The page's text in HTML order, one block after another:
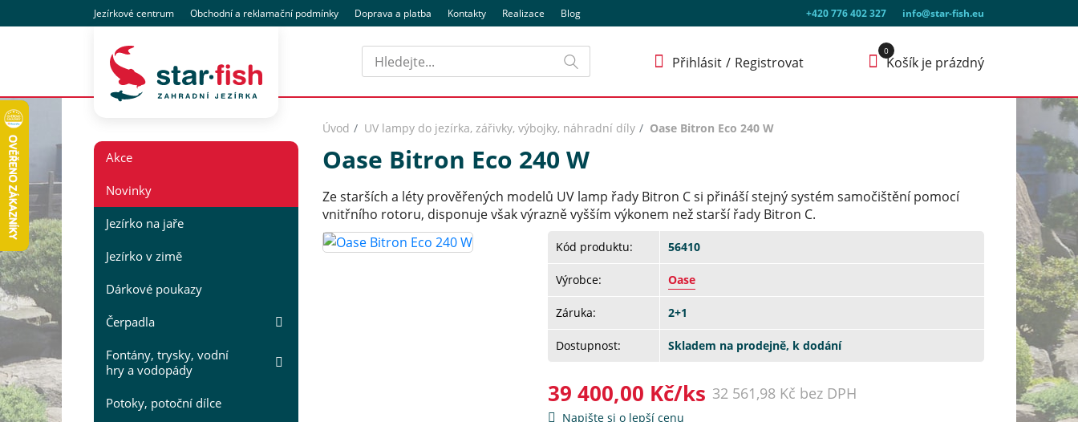
+420 776 402 327 info@star-fish.eu
Jezírkové centrum Obchodnía reklamační podmínky Doprava a platba Kontakty Realizace Blog
Hledat
Přihlásit Registrovat Košík je prázdný
Akce
Novinky
Jezírko na jaře
Jezírko v zimě
Dárkové poukazy
Čerpadla
Fontány, trysky, vodní
hry a vodopády
Potoky, potoční dílce
Úvod UV lampy do jezírka, zářivky, výbojky, náhradní díly Oase Bitron Eco 240 W
Oase Bitron Eco 240 W
Ze starších a léty prověřených modelů UV lamp řady Bitron C si přináší stejný systém samočištění pomocí
vnitřního rotoru, disponuje však výrazně vyšším výkonem než starší řady Bitron C.
Kód produktu: 56410
Výrobce: Oase
Záruka: 2+1
Dostupnost: Skladem na prodejně, k dodání
39 400,00 Kč/ks 32 561,98 Kč bez DPH
Napište si o lepší cenu